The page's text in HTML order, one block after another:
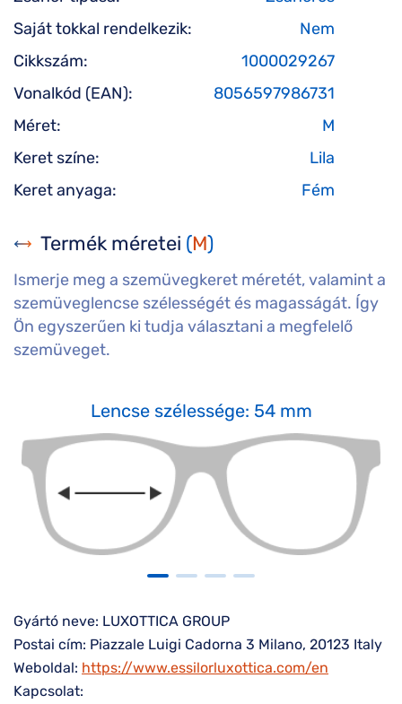
Saját tokkal rendelkezik:
Nem
Cikkszám:
1000029267
Vonalkód (EAN):
8056597986731
Méret:
M
Keret színe:
Lila
Keret anyaga:
Fém
Termék méretei (M)
Ismerje meg a szemüvegkeret méretét, valamint a
szemüveglencse szélességét és magasságát. Így
Ön egyszerűen ki tudja választani a megfelelő
szemüveget.
Lencse szélessége: 54 mm
Gyártó neve: LUXOTTICA GROUP
Postai cím: Piazzale Luigi Cadorna 3 Milano, 20123 Italy
Weboldal: https://www.essilorluxottica.com/en
Kapcsolat: